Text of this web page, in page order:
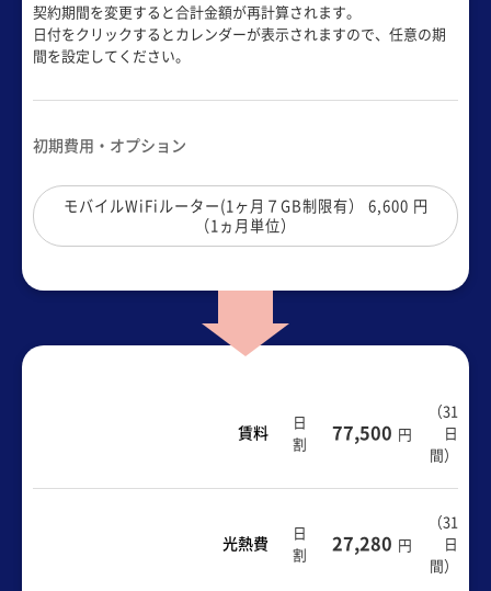
契約期間を変更すると合計金額が再計算されます。
日付をクリックするとカレンダーが表示されますので、任意の期
間を設定してください。
初期費用・オプション
モバイルWiFiルーター(1ヶ月７GB制限有） 6,600 円
（1ヵ月単位）
賃料
日
割
77,500 円
（31
日
間）
光熱費
日
割
27,280 円
（31
日
間）